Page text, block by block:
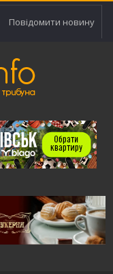
Повідомити новину